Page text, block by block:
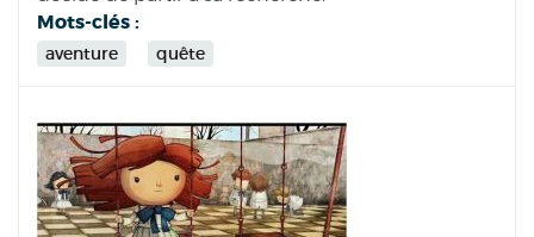
Mots-clés :
aventure quête